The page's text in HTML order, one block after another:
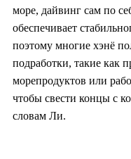
море, дайвинг сам по
обеспечивает
поэтому многие хэнё
подработки, такие как
морепродуктов или
чтобы свести концы с
словам Ли.